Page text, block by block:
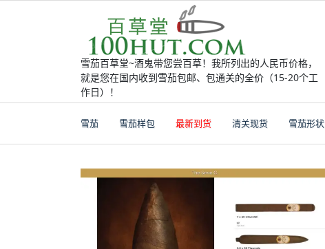
雪茄百草堂~酒鬼带您尝百草！我所列出的人民币价格，
就是您在国内收到雪茄包邮、包通关的全价（15-20个工
作日）！
雪茄 雪茄样包 最新到货 清关现货 雪茄形状